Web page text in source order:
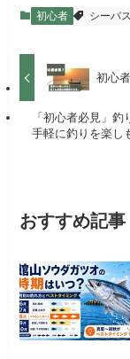
初心者 シーバス
初心
「初心者必見」
手軽に釣りを楽し
おすすめ記事